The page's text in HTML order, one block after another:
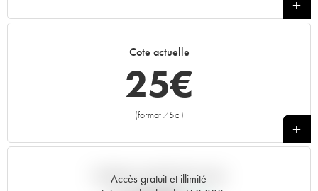
Cote actuelle
25€
(format 75cl)
+
Accès gratuit et illimité
Tendance actuelle de la cote